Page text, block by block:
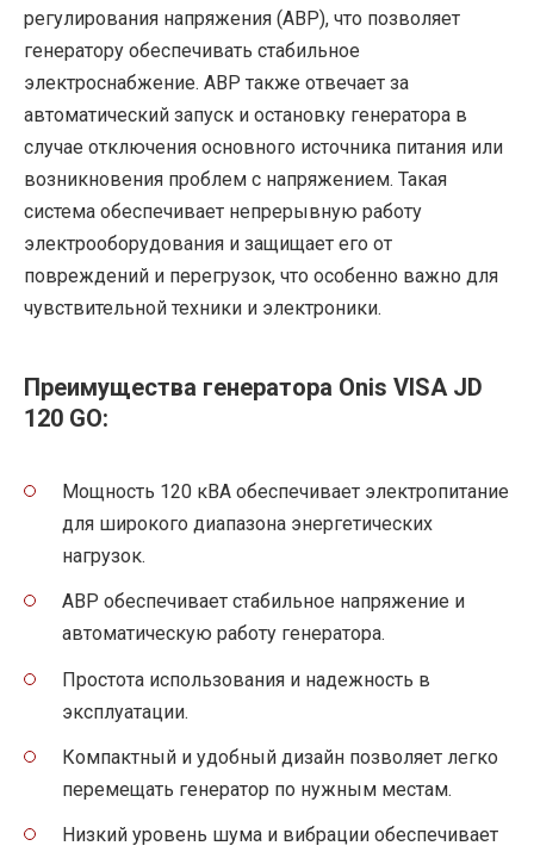
регулирования напряжения (АВР), что позволяет
генератору обеспечивать стабильное
электроснабжение. АВР также отвечает за
автоматический запуск и остановку генератора в
случае отключения основного источника питания или
возникновения проблем с напряжением. Такая
система обеспечивает непрерывную работу
электрооборудования и защищает его от
повреждений и перегрузок, что особенно важно для
чувствительной техники и электроники.
Преимущества генератора Onis VISA JD
120 GO:
Мощность 120 кВА обеспечивает электропитание
для широкого диапазона энергетических
нагрузок.
АВР обеспечивает стабильное напряжение и
автоматическую работу генератора.
Простота использования и надежность в
эксплуатации.
Компактный и удобный дизайн позволяет легко
перемещать генератор по нужным местам.
Низкий уровень шума и вибрации обеспечивает